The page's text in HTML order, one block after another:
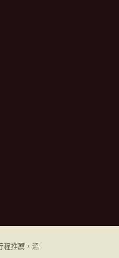
程推薦，溫